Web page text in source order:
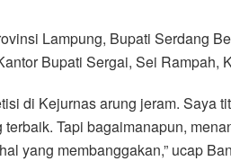
Lampung, Bupati Serdang
Bupati Sergai, Sei Rampah,
di Kejurnas arung jeram. Saya
Tapi bagaimanapun,
yang membanggakan,” ucap